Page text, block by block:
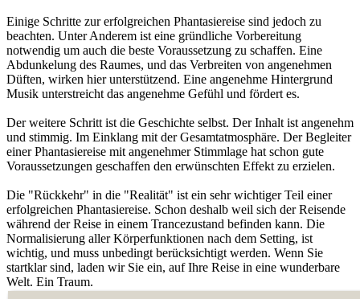
Einige Schritte zur erfolgreichen Phantasiereise sind jedoch zu
beachten. Unter Anderem ist eine gründliche Vorbereitung
notwendig um auch die beste Voraussetzung zu schaffen. Eine
Abdunkelung des Raumes, und das Verbreiten von angenehmen
Düften, wirken hier unterstützend. Eine angenehme Hintergrund
Musik unterstreicht das angenehme Gefühl und fördert es.
Der weitere Schritt ist die Geschichte selbst. Der Inhalt ist angenehm
und stimmig. Im Einklang mit der Gesamtatmosphäre. Der Begleiter
einer Phantasiereise mit angenehmer Stimmlage hat schon gute
Voraussetzungen geschaffen den erwünschten Effekt zu erzielen.
Die "Rückkehr" in die "Realität" ist ein sehr wichtiger Teil einer
erfolgreichen Phantasiereise. Schon deshalb weil sich der Reisende
während der Reise in einem Trancezustand befinden kann. Die
Normalisierung aller Körperfunktionen nach dem Setting, ist
wichtig, und muss unbedingt berücksichtigt werden. Wenn Sie
startklar sind, laden wir Sie ein, auf Ihre Reise in eine wunderbare
Welt. Ein Traum.